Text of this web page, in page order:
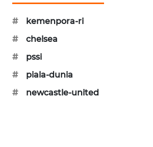
#
kemenpora-ri
#
chelsea
#
pssi
#
piala-dunia
#
newcastle-united
PLN
WATCH
MKLI
LPKKI
LKKI